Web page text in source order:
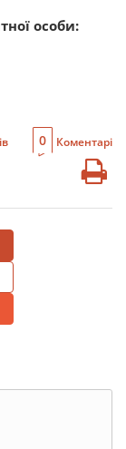
особи:
0 Коментарі